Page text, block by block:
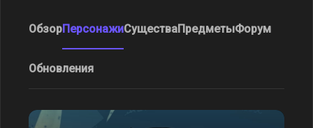
ОбзорПерсонажиСуществаПредметыФорум
Обновления